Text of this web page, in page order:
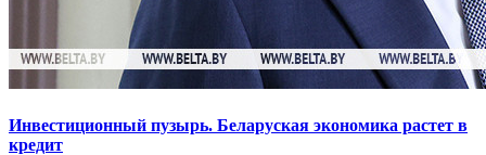
Инвестиционный пузырь. Беларуская экономика растет в
кредит